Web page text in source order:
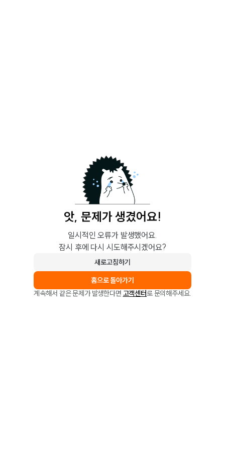
앗, 문제가 생겼어요!
일시적인 오류가 발생했어요.
잠시 후에 다시 시도해주시겠어요?
새로고침하기
홈으로 돌아가기
계속해서 같은 문제가 발생한다면 고객센터로 문의해주세요.